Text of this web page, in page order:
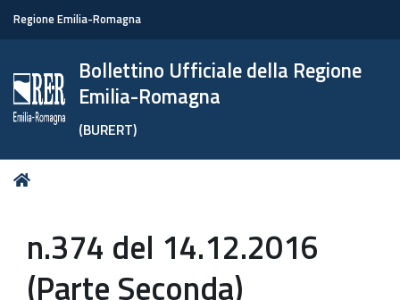
Regione Emilia-Romagna
Bollettino Ufficiale della Regione
Emilia-Romagna
(BURERT)
Tu
n.374 del 14.12.2016
(Parte Seconda)